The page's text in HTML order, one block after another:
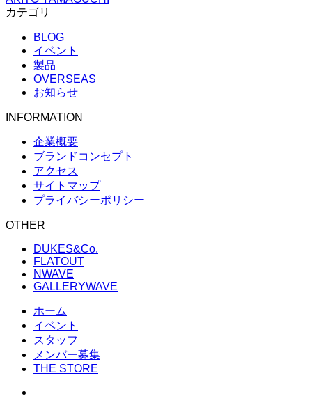
カテゴリ
BLOG
イベント
製品
OVERSEAS
お知らせ
INFORMATION
企業概要
ブランドコンセプト
アクセス
サイトマップ
プライバシーポリシー
OTHER
DUKES&Co.
FLATOUT
NWAVE
GALLERYWAVE
ホーム
イベント
スタッフ
メンバー募集
THE STORE